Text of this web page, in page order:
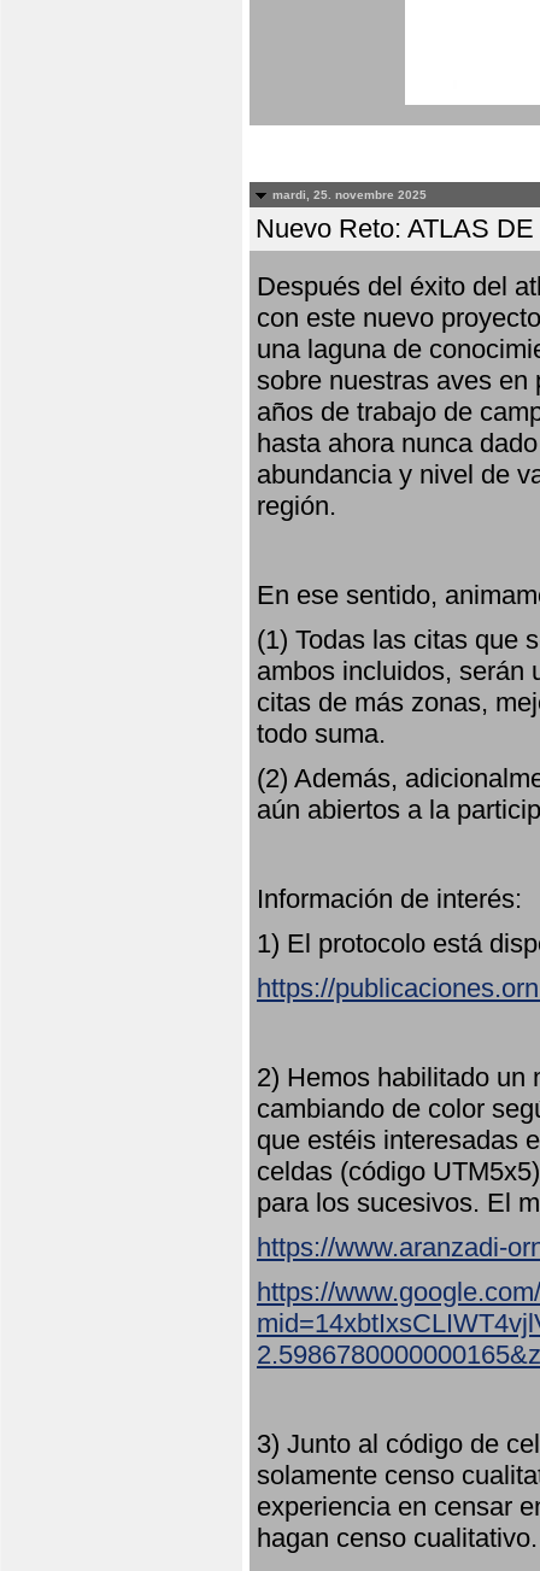
mardi, 25. novembre 2025
Nuevo Reto: ATLAS
Después del éxito del
con este nuevo
una laguna de
sobre nuestras aves en
años de trabajo de
hasta ahora nunca
abundancia y nivel de
región.
En ese sentido,
(1) Todas las citas que
ambos incluidos, serán
citas de más zonas,
todo suma.
(2) Además,
aún abiertos a la
Información de interés:
1) El protocolo está
https://
2) Hemos habilitado un
cambiando de color
que estéis interesadas
celdas (código
para los sucesivos. El
https://www.aranzadi-
https://
3) Junto al código de
solamente censo
experiencia en censar
hagan censo